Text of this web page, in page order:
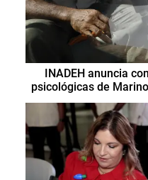
INADEH anuncia
psicológicas de